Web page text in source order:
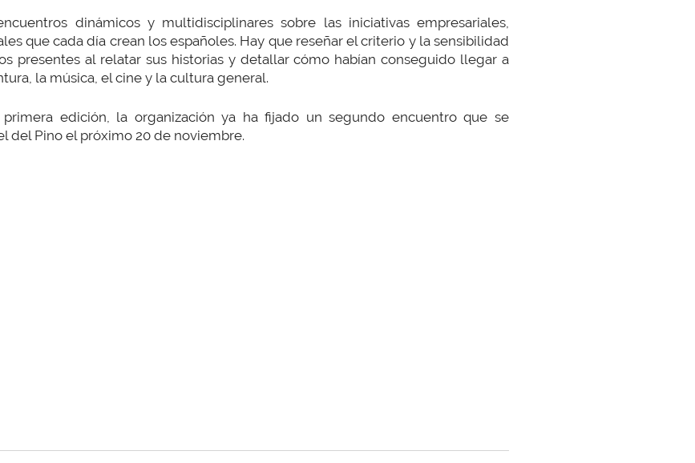
dinámicos y multidisciplinares sobre las iniciativas empresariales,
que cada día crean los españoles. Hay que reseñar el criterio y la sensibilidad
presentes al relatar sus historias y detallar cómo habían conseguido llegar a
la música, el cine y la cultura general.
edición, la organización ya ha fijado un segundo encuentro que se
del Pino el próximo 20 de noviembre.